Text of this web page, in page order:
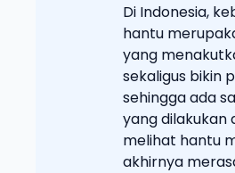
Di Indonesia,
hantu
yang
sekaligus bikin
sehingga ada
yang dilakukan
melihat hantu
akhirnya